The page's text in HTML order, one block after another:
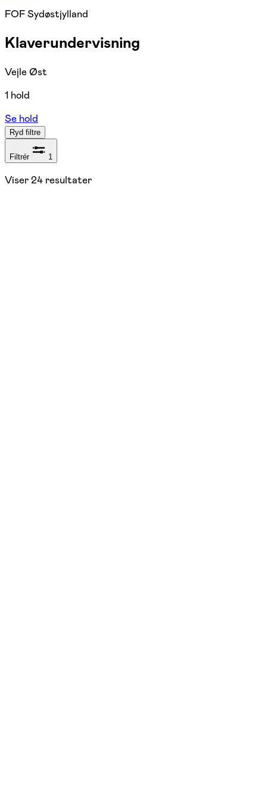
FOF Sydøstjylland
Klaverundervisning
Vejle Øst
1 hold
Se hold
Ryd filtre
Filtrér 1
Viser24 resultater